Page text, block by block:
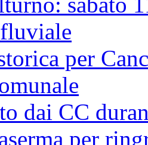
per
dai CC
per